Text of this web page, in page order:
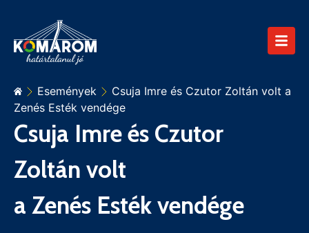
Események
Csuja Imre és Czutor Zoltán volt a
Zenés Esték vendége
Csuja Imre és Czutor
Zoltán volt
a Zenés Esték vendége